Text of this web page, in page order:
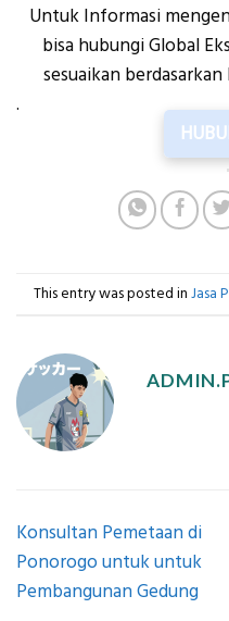
Untuk Informasi
bisa hubungi Global
sesuaikan
.
This entry was posted in Jasa
Konsultan Pemetaan di
Ponorogo untuk untuk
Pembangunan Gedung